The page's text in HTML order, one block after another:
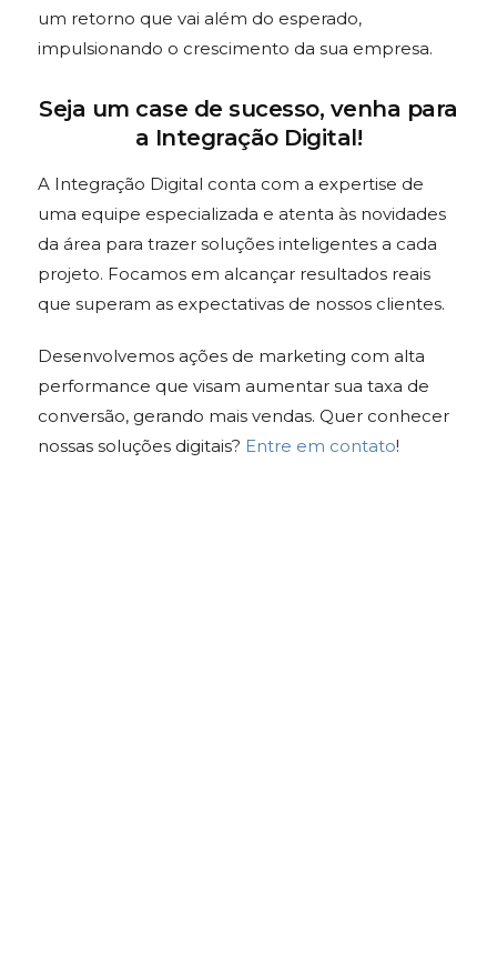
um retorno que vai além do esperado,
impulsionando o crescimento da sua empresa.
Seja um case de sucesso, venha para
a Integração Digital!
A Integração Digital conta com a expertise de
uma equipe especializada e atenta às novidades
da área para trazer soluções inteligentes a cada
projeto. Focamos em alcançar resultados reais
que superam as expectativas de nossos clientes.
Desenvolvemos ações de marketing com alta
performance que visam aumentar sua taxa de
conversão, gerando mais vendas. Quer conhecer
nossas soluções digitais? Entre em contato!